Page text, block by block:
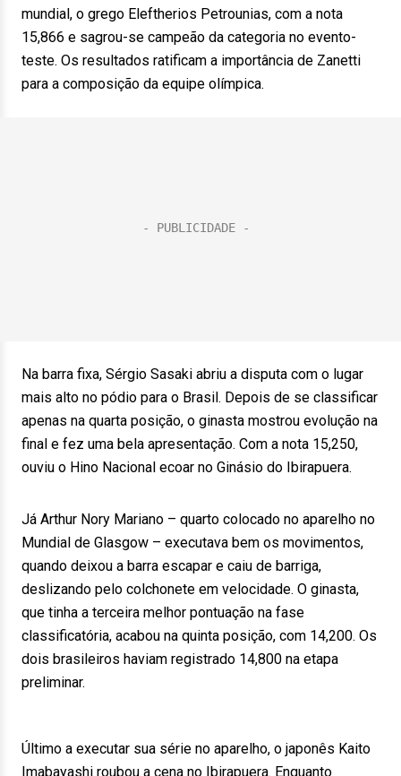
mundial, o grego Eleftherios Petrounias, com a nota
15,866 e sagrou-se campeão da categoria no evento-
teste. Os resultados ratificam a importância de Zanetti
para a composição da equipe olímpica.
Na barra fixa, Sérgio Sasaki abriu a disputa com o lugar
mais alto no pódio para o Brasil. Depois de se classificar
apenas na quarta posição, o ginasta mostrou evolução na
final e fez uma bela apresentação. Com a nota 15,250,
ouviu o Hino Nacional ecoar no Ginásio do Ibirapuera.
Já Arthur Nory Mariano – quarto colocado no aparelho no
Mundial de Glasgow – executava bem os movimentos,
quando deixou a barra escapar e caiu de barriga,
deslizando pelo colchonete em velocidade. O ginasta,
que tinha a terceira melhor pontuação na fase
classificatória, acabou na quinta posição, com 14,200. Os
dois brasileiros haviam registrado 14,800 na etapa
preliminar.
Último a executar sua série no aparelho, o japonês Kaito
Imabayashi roubou a cena no Ibirapuera. Enquanto